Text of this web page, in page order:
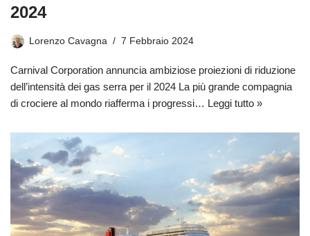
2024
Lorenzo Cavagna 7 Febbraio 2024
Carnival Corporation annuncia ambiziose proiezioni di riduzione
dell’intensità dei gas serra per il 2024 La più grande compagnia
di crociere al mondo riafferma i progressi… Leggi tutto »